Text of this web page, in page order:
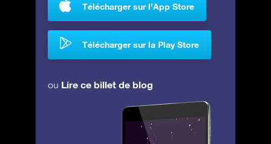
Télécharger sur l'App Store
Télécharger sur la Play Store
ou Lire ce billet de blog